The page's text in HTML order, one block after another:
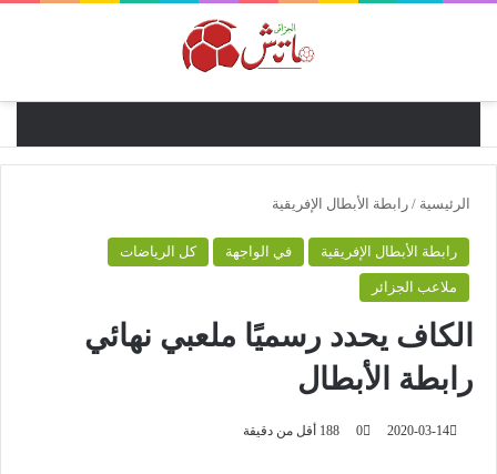
الرئيسية / رابطة الأبطال الإفريقية
رابطة الأبطال الإفريقية في الواجهة كل الرياضات
ملاعب الجزائر
الكاف يحدد رسميًا ملعبي نهائي
رابطة الأبطال
2020-03-14
0 أقل من دقيقة